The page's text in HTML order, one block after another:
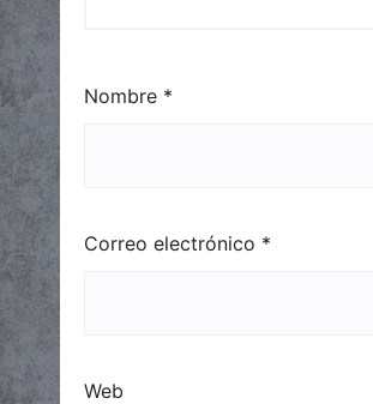
Nombre *
Correo electrónico *
Web